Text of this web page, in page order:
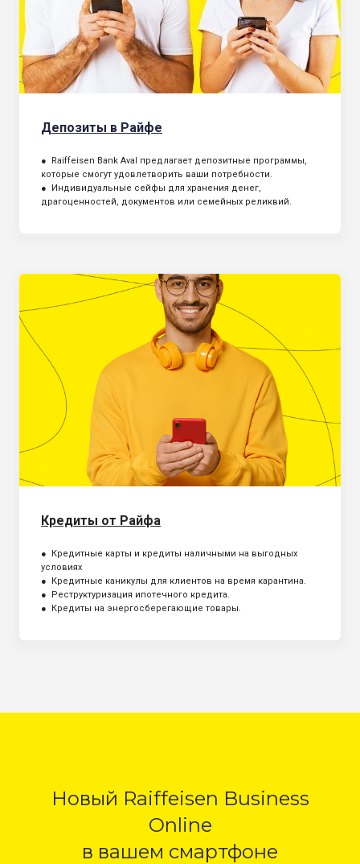
Депозиты в Райфе
● Raiffeisen Bank Aval предлагает депозитные программы,
которые смогут удовлетворить ваши потребности.
● Индивидуальные сейфы для хранения денег,
драгоценностей, документов или семейных реликвий.
Кредиты от Райфа
● Кредитные карты и кредиты наличными на выгодных
условиях
● Кредитные каникулы для клиентов на время карантина.
● Реструктуризация ипотечного кредита.
● Кредиты на энергосберегающие товары.
Новый Raiffeisen Business
Online
в вашем смартфоне